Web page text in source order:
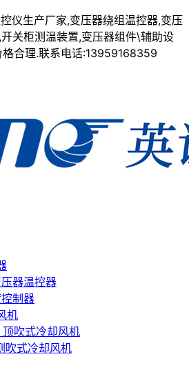
仪生产厂家,变压器绕组温控器,变压
关柜测温装置,变压器组件\辅助设
合理.联系电话:13959168359
器温控器
制器
机
顶吹式冷却风机
吹式冷却风机